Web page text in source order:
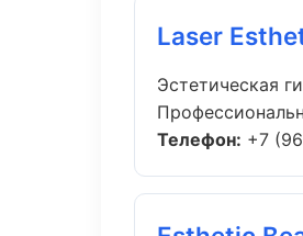
Laser
Эстетическая
Телефон: +7